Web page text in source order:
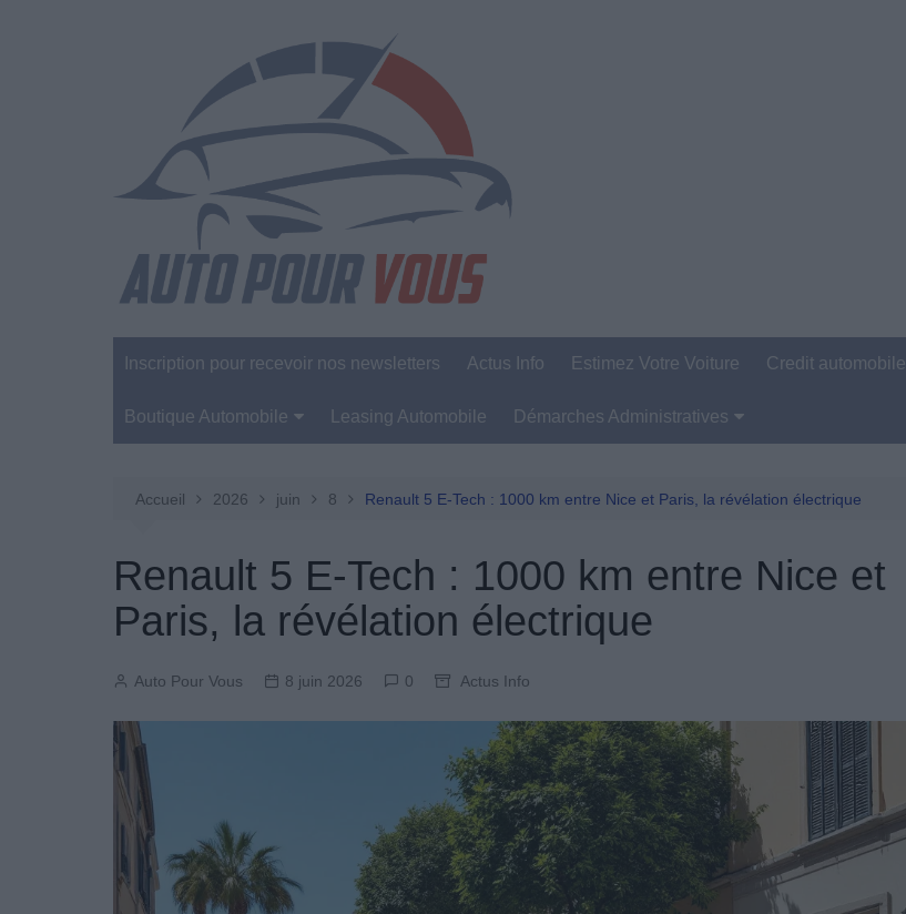
Inscription pour recevoir nos newsletters Actus Info Estimez Votre Voiture Credit automobile
Boutique Automobile
Entretien Automobile
Produits Boutique
Leasing Automobile Démarches Administratives
Permis De Conduire
Accueil 2026 juin 8 Renault 5 E-Tech : 1000 km entre Nice et Paris, la révélation électrique
Renault 5 E-Tech : 1000 km entre Nice et
Paris, la révélation électrique
Auto Pour Vous 8 juin 2026 0 Actus Info